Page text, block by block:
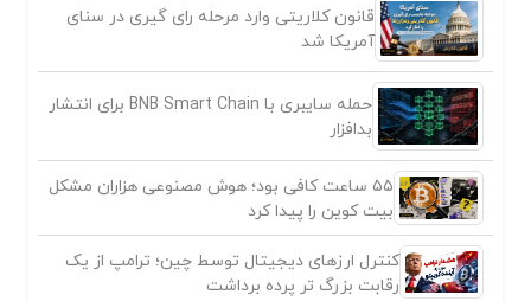
قانون کلاریتی وارد مرحله رای گیری در سنای
آمریکا شد
حمله سایبری با BNB Smart Chain برای انتشار
بدافزار
۵۵ ساعت کافی بود؛ هوش مصنوعی هزاران مشکل
بیت کوین را پیدا کرد
کنترل ارزهای دیجیتال توسط چین؛ ترامپ از یک
رقابت بزرگ تر پرده برداشت